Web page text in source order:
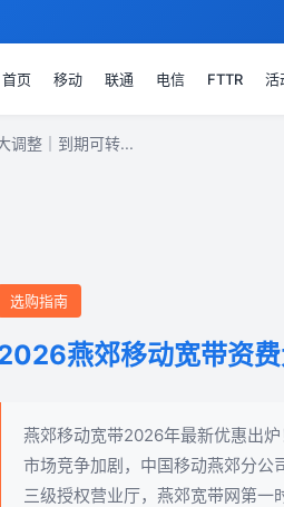
首页 移动 联通 电信 FTTR 活
调整｜到期可转...
选购指南
燕郊移动宽带资
燕郊移动宽带2026年最新优惠出
市场竞争加剧，中国移动燕郊分
三级授权营业厅，燕郊宽带网第